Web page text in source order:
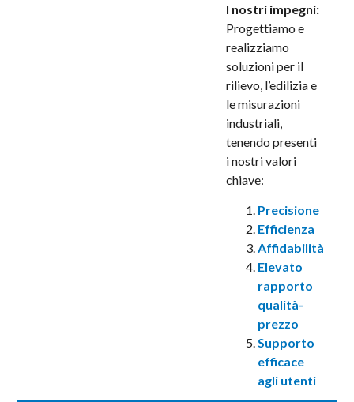
I nostri impegni:
Progettiamo e
realizziamo
soluzioni per il
rilievo, l’edilizia e
le misurazioni
industriali,
tenendo presenti
i nostri valori
chiave:
Precisione
Efficienza
Affidabilità
Elevato
rapporto
qualità-
prezzo
Supporto
efficace
agli utenti